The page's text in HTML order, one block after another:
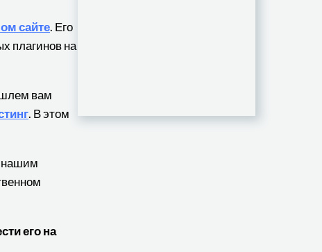
сайте. Его
плагинов на
вам
. В этом
нашим
его на